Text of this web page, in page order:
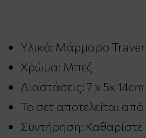
Υλικό: Μάρμαρο
Χρώμα: Μπεζ
Διαστάσεις: 7 x 5x 14cm
Το σετ αποτελείται από
Συντήρηση: Καθαρίστε